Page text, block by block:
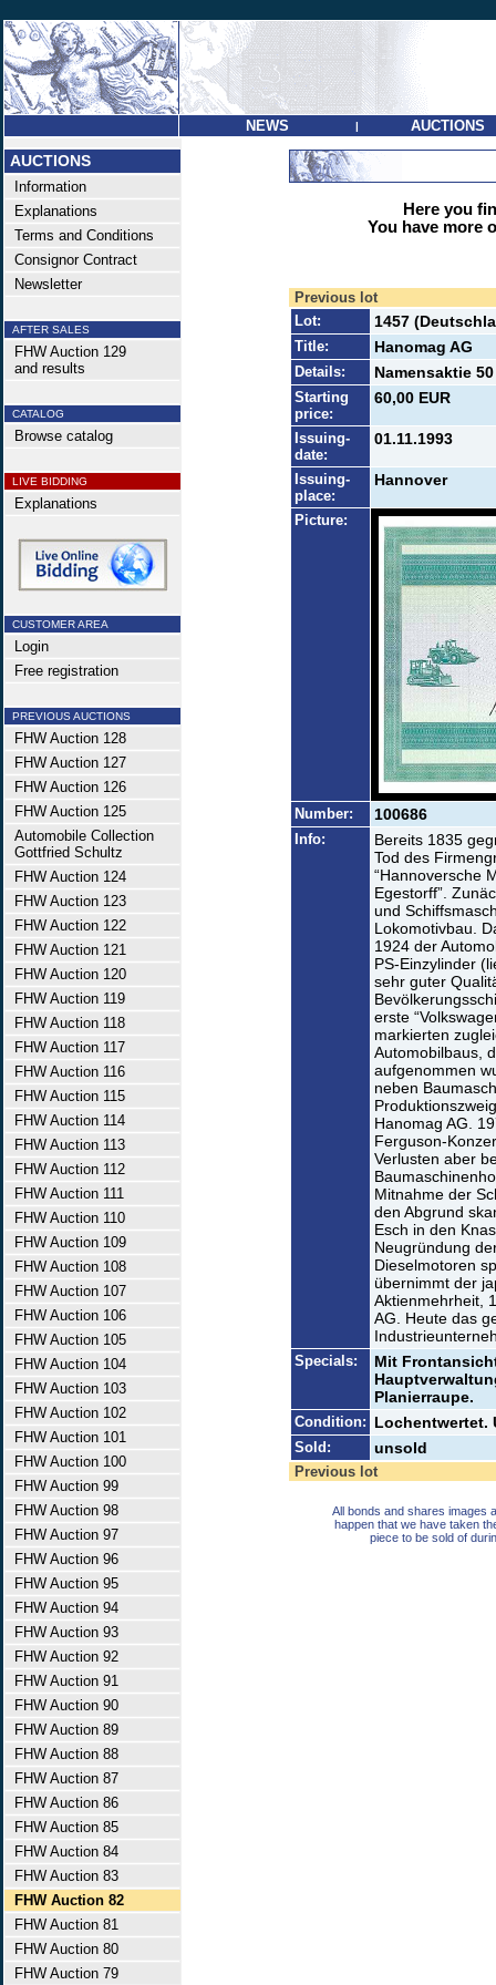
NEWS | AUCTIONS
AUCTIONS
Information
Explanations
Terms and Conditions
Consignor Contract
Newsletter
AFTER SALES
FHW Auction 129
and results
CATALOG
Browse catalog
LIVE BIDDING
Explanations
CUSTOMER AREA
Login
Free registration
PREVIOUS AUCTIONS
FHW Auction 128
FHW Auction 127
FHW Auction 126
FHW Auction 125
Automobile Collection
Gottfried Schultz
FHW Auction 124
FHW Auction 123
FHW Auction 122
FHW Auction 121
FHW Auction 120
FHW Auction 119
FHW Auction 118
FHW Auction 117
FHW Auction 116
FHW Auction 115
FHW Auction 114
FHW Auction 113
FHW Auction 112
FHW Auction 111
FHW Auction 110
FHW Auction 109
FHW Auction 108
FHW Auction 107
FHW Auction 106
FHW Auction 105
FHW Auction 104
FHW Auction 103
FHW Auction 102
FHW Auction 101
FHW Auction 100
FHW Auction 99
FHW Auction 98
FHW Auction 97
FHW Auction 96
FHW Auction 95
FHW Auction 94
FHW Auction 93
FHW Auction 92
FHW Auction 91
FHW Auction 90
FHW Auction 89
FHW Auction 88
FHW Auction 87
FHW Auction 86
FHW Auction 85
FHW Auction 84
FHW Auction 83
FHW Auction 82
FHW Auction 81
FHW Auction 80
FHW Auction 79
Here you
You have more
Previous lot
Lot:
1457
Title: Hanomag AG
Details: Namensaktie
Starting
price:
60,00 EUR
Issuing-
date:
01.11.1993
Issuing-
place:
Hannover
Picture:
Number: 100686
Info:
Bereits 1835
Tod des
“Hannoversche
Egestorff”.
und
Lokomotivbau.
1924 der
PS-Einzylinder
sehr guter
erste
markierten
Automobilbaus,
aufgenommen
neben
Hanomag AG.
Ferguson-
Verlusten aber
Mitnahme der
den Abgrund
Esch in den
Neugründung
Dieselmotoren
übernimmt der
Aktienmehrheit,
AG. Heute das
Specials:
Mit
Planierraupe.
Condition: Lochentwertet.
Sold: unsold
Previous lot
All bonds and shares images
happen that we have taken
piece to be sold of